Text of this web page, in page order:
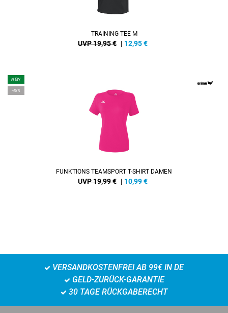
TRAINING TEE M
UVP 19,95 € | 12,95€
NEW
-45%
FUNKTIONS TEAMSPORT T-SHIRT DAMEN
UVP 19,99 € | 10,99€
VERSANDKOSTENFREI AB 99€ IN DE
GELD-ZURÜCK-GARANTIE
30 TAGE RÜCKGABERECHT